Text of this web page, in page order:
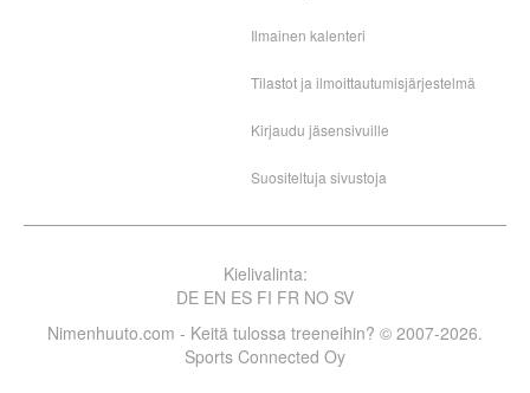
Ilmainen kalenteri
Tilastot ja ilmoittautumisjärjestelmä
Kirjaudu jäsensivuille
Suositeltuja sivustoja
Kielivalinta:
DE EN ES FI FR NO SV
Nimenhuuto.com - Keitä tulossa treeneihin? © 2007-2026.
Sports Connected Oy